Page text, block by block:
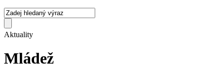
Aktuality
Mládež